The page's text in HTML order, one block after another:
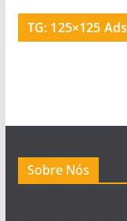
TG: 125×125 Ads
Sobre Nós